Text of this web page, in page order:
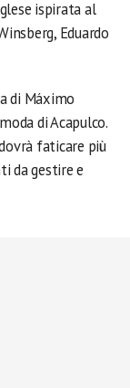
ispirata al
Eduardo
di Máximo
di Acapulco.
faticare più
da gestire e